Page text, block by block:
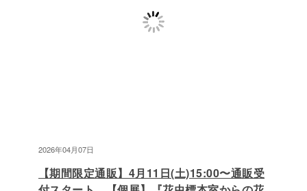
2026年04月07日
【期間限定通販】4月11日(土)15:00〜通販受